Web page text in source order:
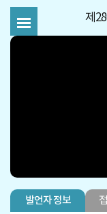
제
발언자 정보